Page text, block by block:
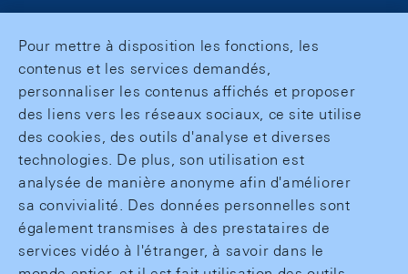
Pour mettre à disposition les fonctions, les
contenus et les services demandés,
personnaliser les contenus affichés et proposer
des liens vers les réseaux sociaux, ce site utilise
des cookies, des outils d'analyse et diverses
technologies. De plus, son utilisation est
analysée de manière anonyme afin d'améliorer
sa convivialité. Des données personnelles sont
également transmises à des prestataires de
services vidéo à l'étranger, à savoir dans le